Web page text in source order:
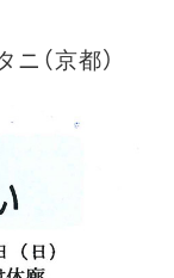
（京都）